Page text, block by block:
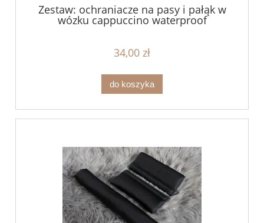
Zestaw: ochraniacze na pasy i pałąk w
wózku cappuccino waterproof
34,00 zł
do koszyka